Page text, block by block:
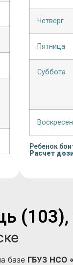
Четверг
Пятница
Суббота
Ребенок
Расчет
базе ГБУЗ НСО